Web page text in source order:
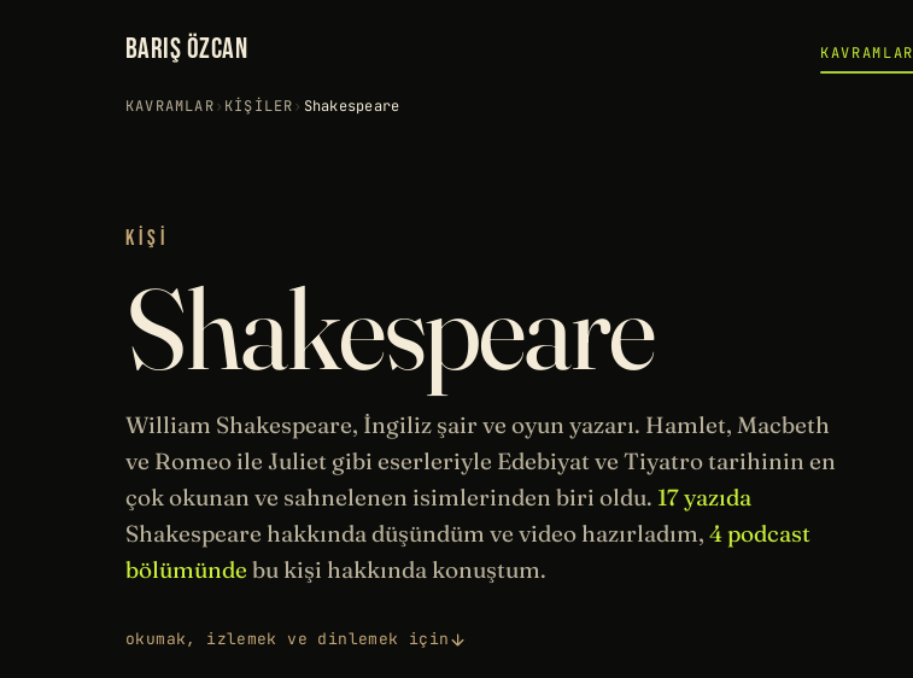
BARIŞ ÖZCAN KAVRAMLAR
KAVRAMLAR› KIŞILER› Shakespeare
KIŞI
Shakespeare
William Shakespeare, İngiliz şair ve oyun yazarı. Hamlet, Macbeth
ve Romeo ile Juliet gibi eserleriyle Edebiyatve Tiyatrotarihinin en
çok okunan ve sahnelenen isimlerinden biri oldu. 17 yazıda
Shakespeare hakkında düşündüm ve video hazırladım, 4 podcast
bölümünde bu kişi hakkında konuştum.
okumak, izlemek ve dinlemek için